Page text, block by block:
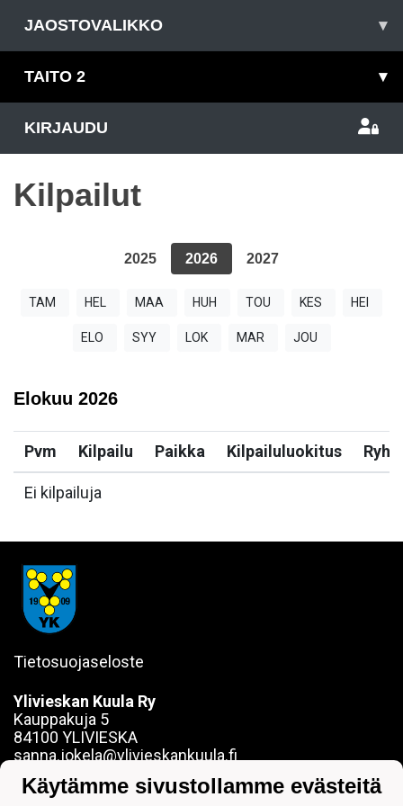
JAOSTOVALIKKO ▾
TAITO 2 ▾
KIRJAUDU
Kilpailut
2025 2026 2027
TAM HEL MAA HUH TOU KES HEI
ELO SYY LOK MAR JOU
Elokuu 2026
Pvm Kilpailu Paikka Kilpailuluokitus
Ei kilpailuja
Tietosuojaseloste
Ylivieskan Kuula Ry
Kauppakuja 5
84100 YLIVIESKA
sanna.jokela@ylivieskankuula.fi
Y-tunnus: 0190563-7
Käytämme sivustollamme evästeitä